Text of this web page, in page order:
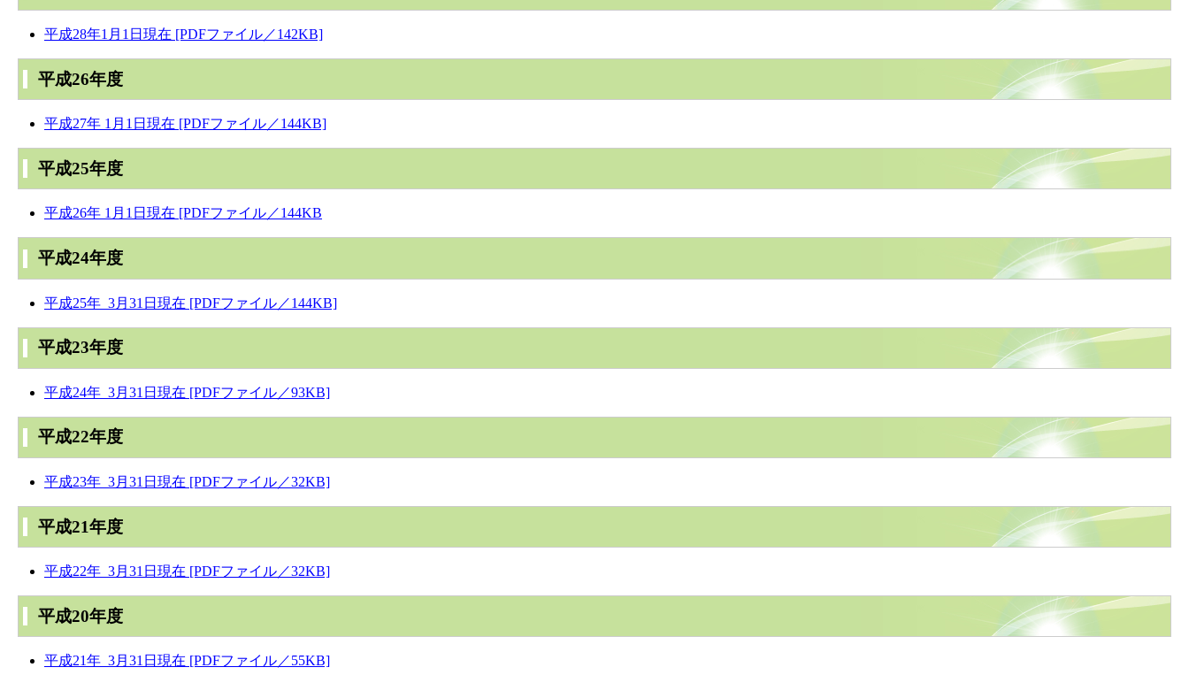
平成28年1月1日現在 [PDFファイル／142KB]
平成26年度
平成27年 1月1日現在 [PDFファイル／144KB]
平成25年度
平成26年 1月1日現在 [PDFファイル／144KB
平成24年度
平成25年 3月31日現在 [PDFファイル／144KB]
平成23年度
平成24年 3月31日現在 [PDFファイル／93KB]
平成22年度
平成23年 3月31日現在 [PDFファイル／32KB]
平成21年度
平成22年 3月31日現在 [PDFファイル／32KB]
平成20年度
平成21年 3月31日現在 [PDFファイル／55KB]